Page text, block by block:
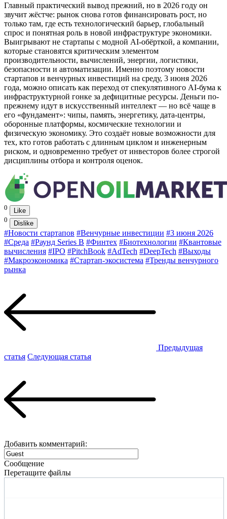
Главный практический вывод прежний, но в 2026 году он
звучит жёстче: рынок снова готов финансировать рост, но
только там, где есть технологический барьер, глобальный
спрос и понятная роль в новой инфраструктуре экономики.
Выигрывают не стартапы с модной AI-обёрткой, а компании,
которые становятся критическим элементом
производительности, вычислений, энергии, логистики,
безопасности и автоматизации. Именно поэтому новости
стартапов и венчурных инвестиций на среду, 3 июня 2026
года, можно описать как переход от спекулятивного AI-бума к
инфраструктурной гонке за дефицитные ресурсы. Деньги по-
прежнему идут в искусственный интеллект — но всё чаще в
его «фундамент»: чипы, память, энергетику, дата-центры,
оборонные платформы, космические технологии и
физическую экономику. Это создаёт новые возможности для
тех, кто готов работать с длинным циклом и инженерным
риском, и одновременно требует от инвесторов более строгой
дисциплины отбора и контроля оценок.
0
Like
0
Dislike
#Новости стартапов #Венчурные инвестиции #3 июня 2026
#Среда #Раунд Series B #Финтех #Биотехнологии #Квантовые
вычисления #IPO #PitchBook #AdTech #DeepTech #Выходы
#Макроэкономика #Стартап-экосистема #Тренды венчурного
рынка
Предыдущая
статья Следующая статья
Добавить комментарий:
Сообщение
Перетащите файлы